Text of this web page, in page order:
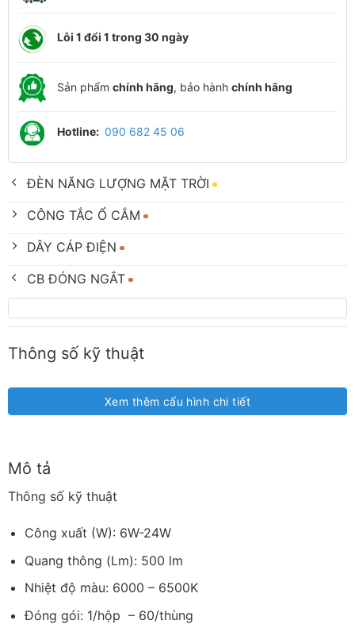
Lỗi 1 đổi 1 trong 30 ngày
Sản phẩm chính hãng, bảo hành chính hãng
Hotline: 090 682 45 06
ĐÈN NĂNG LƯỢNG MẶT TRỜI
CÔNG TẮC Ổ CẮM
DÂY CÁP ĐIỆN
CB ĐÓNG NGẮT
Mô tả
Thông số kỹ thuật
Công xuất (W): 6W-24W
Quang thông (Lm): 500 lm
Nhiệt độ màu: 6000 – 6500K
Đóng gói: 1/hộp – 60/thùng
Thông số kỹ thuật
Xem thêm cấu hình chi tiết